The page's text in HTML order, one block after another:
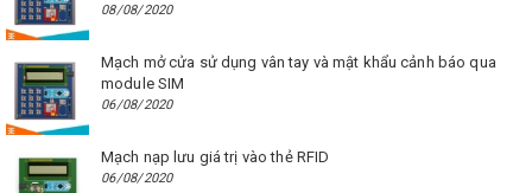
08/08/2020
Mạch mở cửa sử dụng vân tay và mật khẩu cảnh báo qua
module SIM
06/08/2020
Mạch nạp lưu giá trị vào thẻ RFID
06/08/2020